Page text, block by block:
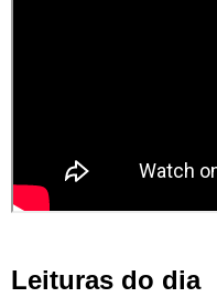
Leituras do dia